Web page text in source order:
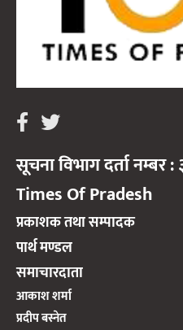
सूचना विभाग दर्ता
Times Of Pradesh
प्रकाशक तथा सम्पादक
पार्थ मण्डल
समाचारदाता
आकाश शर्मा
प्रदीप बस्नेत